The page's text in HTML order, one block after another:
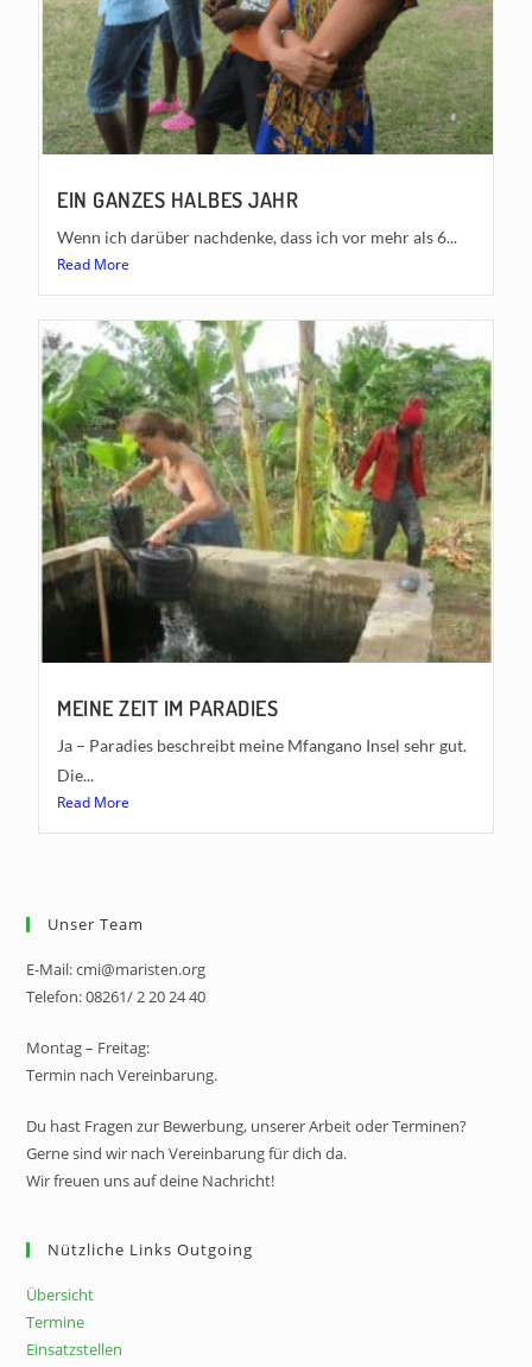
EIN GANZES HALBES JAHR
Wenn ich darüber nachdenke, dass ich vor mehr als 6...
Read More
MEINE ZEIT IM PARADIES
Ja – Paradies beschreibt meine Mfangano Insel sehr gut.
Die...
Read More
Unser Team
E-Mail: cmi@maristen.org
Telefon: 08261/ 2 20 24 40
Montag – Freitag:
Termin nach Vereinbarung.
Du hast Fragen zur Bewerbung, unserer Arbeit oder Terminen?
Gerne sind wir nach Vereinbarung für dich da.
Wir freuen uns auf deine Nachricht!
Nützliche Links Outgoing
Übersicht
Termine
Einsatzstellen